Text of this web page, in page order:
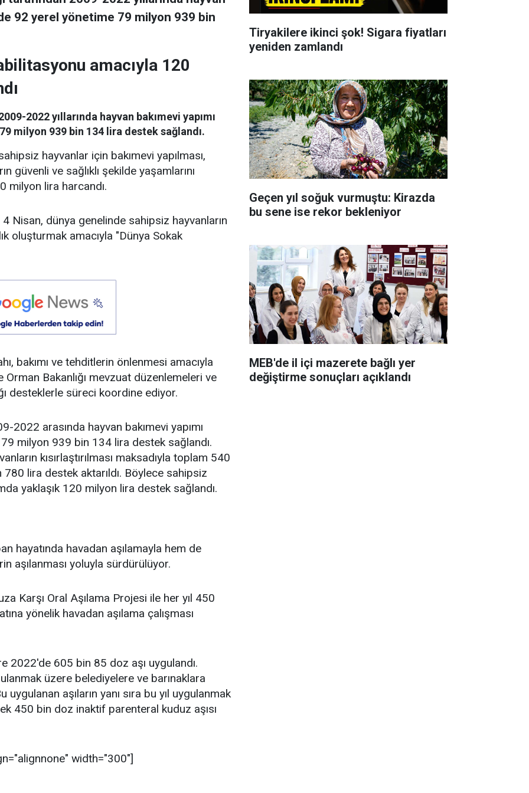
92 yerel yönetime 79 milyon 939 bin
amacıyla 120
2022 yıllarında hayvan bakımevi yapımı
milyon 939 bin 134 lira destek sağlandı.
hayvanlar için bakımevi yapılması,
güvenli ve sağlıklı şekilde yaşamlarını
milyon lira harcandı.
Nisan, dünya genelinde sahipsiz hayvanların
oluşturmak amacıyla "Dünya Sokak
bakımı ve tehditlerin önlenmesi amacıyla
Bakanlığı mevzuat düzenlemeleri ve
desteklerle süreci koordine ediyor.
2022 arasında hayvan bakımevi yapımı
milyon 939 bin 134 lira destek sağlandı.
kısırlaştırılması maksadıyla toplam 540
lira destek aktarıldı. Böylece sahipsiz
yaklaşık 120 milyon lira destek sağlandı.
hayatında havadan aşılamayla hem de
aşılanması yoluyla sürdürülüyor.
Karşı Oral Aşılama Projesi ile her yıl 450
yönelik havadan aşılama çalışması
2022'de 605 bin 85 doz aşı uygulandı.
üzere belediyelere ve barınaklara
aşıların yanı sıra bu yıl uygulanmak
450 bin doz inaktif parenteral kuduz aşısı
width="300"]
Tiryakilere ikinci şok! Sigara fiyatları
yeniden zamlandı
Geçen yıl soğuk vurmuştu: Kirazda
bu sene ise rekor bekleniyor
MEB'de il içi mazerete bağlı yer
değiştirme sonuçları açıklandı